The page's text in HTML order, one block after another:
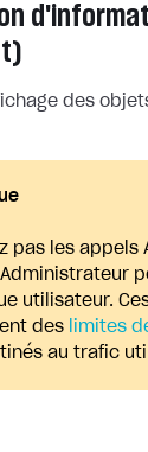
des
pas les appels
utilisateur.
des
limites
au trafic